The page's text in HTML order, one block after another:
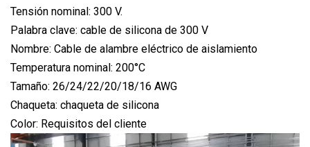
Tensión nominal: 300 V.
Palabra clave: cable de silicona de 300 V
Nombre: Cable de alambre eléctrico de aislamiento
Temperatura nominal: 200°C
Tamaño: 26/24/22/20/18/16 AWG
Chaqueta: chaqueta de silicona
Color: Requisitos del cliente